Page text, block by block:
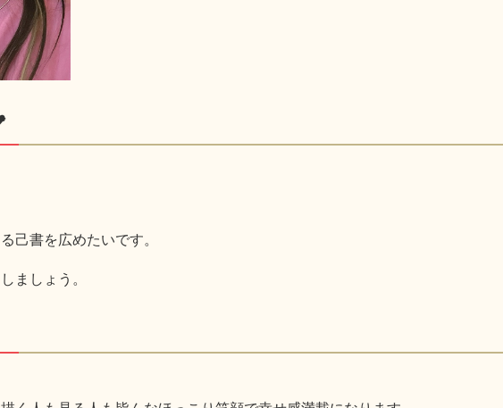
己書を広めたいです。
ましょう。